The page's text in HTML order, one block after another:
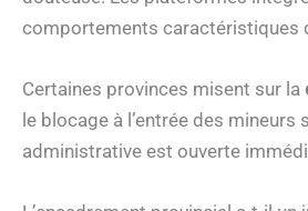
comportements caractéristiques
Certaines provinces misent sur la
le blocage à l’entrée des
administrative est ouverte